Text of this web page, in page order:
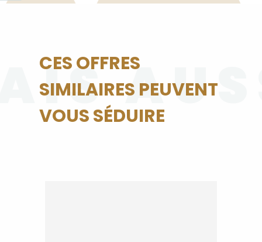
CES OFFRES
SIMILAIRES PEUVENT
VOUS SÉDUIRE